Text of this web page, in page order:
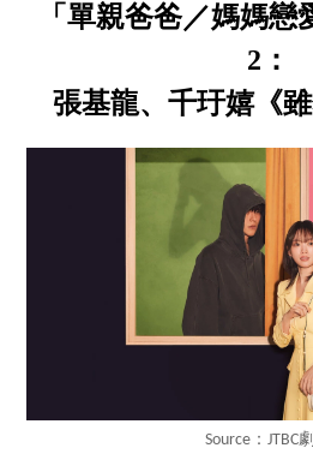
「單親爸爸／媽媽
2：
張基龍、千玗嬉《雖
Source：JTBC